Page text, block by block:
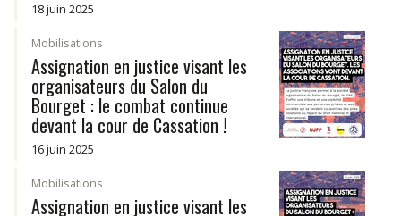
18 juin 2025
Mobilisations
Assignation en justice visant les
organisateurs du Salon du
Bourget : le combat continue
devant la cour de Cassation !
16 juin 2025
Mobilisations
Assignation en justice visant les